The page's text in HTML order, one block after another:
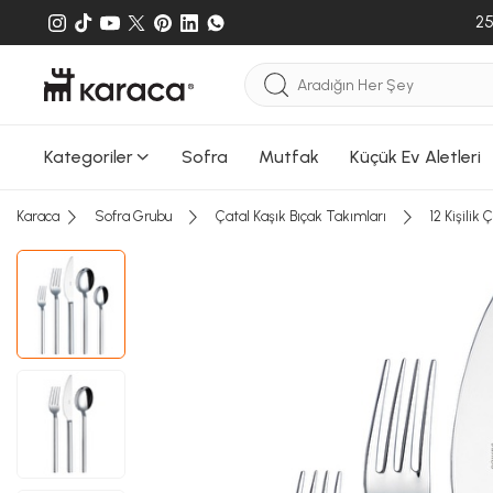
Kategoriler Sofra Mutfak Küçük Ev Aletleri
Karaca Sofra Grubu Çatal Kaşık Bıçak Takımları 12 Kişilik